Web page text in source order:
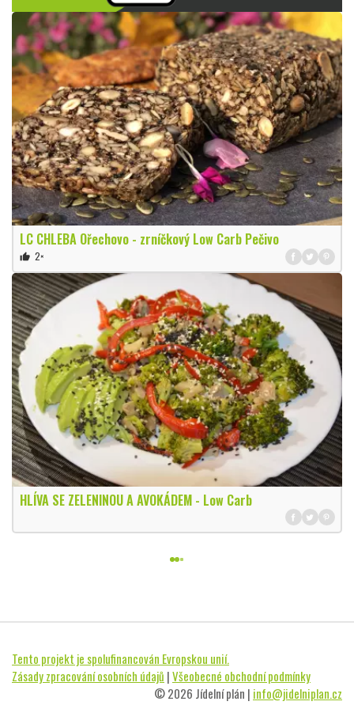
LC CHLEBA Ořechovo - zrníčkový Low Carb Pečivo
thumb_up 2×
HLÍVA SE ZELENINOU A AVOKÁDEM - Low Carb
Tento projekt je spolufinancován Evropskou unií.
Zásady zpracování osobních údajů |Všeobecné obchodní podmínky
© 2026 Jídelní plán | info@jidelniplan.cz